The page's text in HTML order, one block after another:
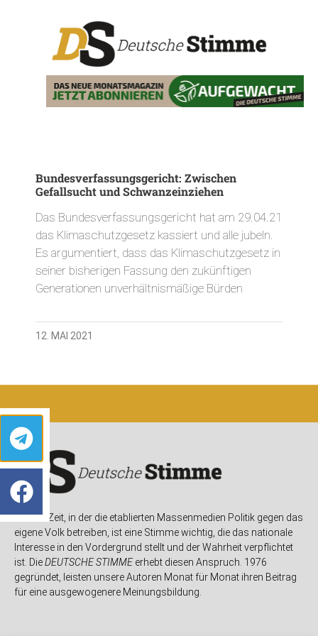
Bundesverfassungsgericht: Zwischen
Gefallsucht und Schwanzeinziehen
Das Bundesverfassungsgericht hat am 29.04.21
das Klimaschutzgesetz kassiert und alle jubeln.
Es argumentiert, dass das Klimaschutzgesetz in
seiner bisherigen Fassung den zukünftigen
Generationen unverhältnismäßige Bürden
12. MAI 2021
In einer Zeit, in der die etablierten Massenmedien Politik gegen das
eigene Volk betreiben, ist eine Stimme wichtig, die das nationale
Interesse in den Vordergrund stellt und der Wahrheit verpflichtet
ist. DieDEUTSCHE STIMMEerhebt diesen Anspruch. 1976
gegründet, leisten unsere Autoren Monat für Monat ihren Beitrag
für eine ausgewogenere Meinungsbildung.